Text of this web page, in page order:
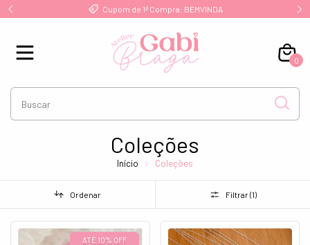
Cupom de 1ª Compra: BEMVINDA
0
Coleções
Início Coleções
Ordenar Filtrar (1)
ATÉ 10% OFF